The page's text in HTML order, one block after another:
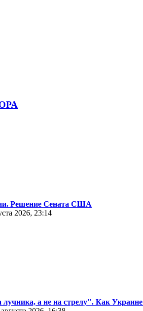
Решение Сената США
2026, 23:14
лучника, а не на стрелу". Как